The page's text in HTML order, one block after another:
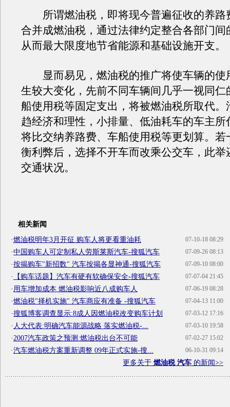
所谓燃油税，即将现今普遍征收的养路
合并成燃油税，通过法律约定整合各部门间
从而最大限度地节省能源和基础设施开支。
显而易见，燃油税的推广将使车辆的使
生较大变化，先前不同车辆间几乎一视同仁
船使用税等固定支出，将被燃油税所取代。
趋经济和理性，小排量、低油耗车的车主所
将比交纳养路费、车船使用税等更划算。若
衡利弊后，选择不开车而改乘公交车，此举
交通状况。
相关新闻
07-10-18 08:29
·燃油税明年3月开征 购车人将更看重油耗
07-09-26 08:13
·中国购车人可定制私人劳斯莱斯汽车-搜狐汽车
07-09-10 08:00
·按揭购车"新招数" 汽车按揭各显神通-搜狐汽车
07-07-04 21:45
· 【购车话题】汽车有硬有软确保安全-搜狐汽车
07-06-19 08:28
· 用车增加成本 燃油税影响近八成购车人
07-04-13 11:00
·燃油税"择机实施" 汽车商应有准备 -搜狐汽车
07-03-12 17:16
·搜狐博客调查显示:8成人因燃油税改变购车计划
07-03-10 19:58
· 人大代表:明确汽车能源战略 落实燃油税-...
07-02-27 15:02
·2007汽车政策之预测:燃油税出台不可能
06-10-31 09:14
·汽车燃油税方案重新调整 09年正式实施-搜...
更多关于 燃油税 汽车 的新闻>>